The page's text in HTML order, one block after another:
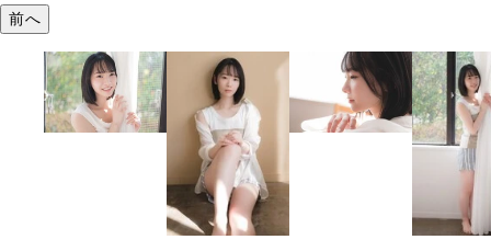
前へ